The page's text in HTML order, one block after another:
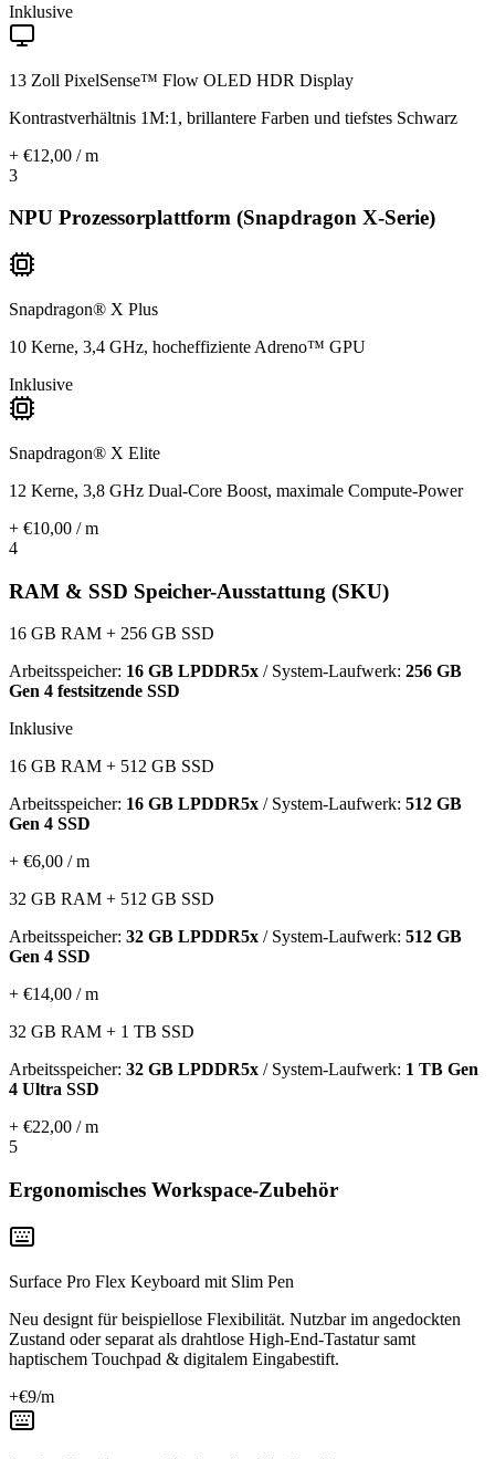
Inklusive
13 Zoll PixelSense™ Flow OLED HDR Display
Kontrastverhältnis 1M:1, brillantere Farben und tiefstes Schwarz
+ €12,00 / m
3
NPU Prozessorplattform (Snapdragon X-Serie)
Snapdragon® X Plus
10 Kerne, 3,4 GHz, hocheffiziente Adreno™ GPU
Inklusive
Snapdragon® X Elite
12 Kerne, 3,8 GHz Dual-Core Boost, maximale Compute-Power
+ €10,00 / m
4
RAM & SSD Speicher-Ausstattung (SKU)
16 GB RAM + 256 GB SSD
Arbeitsspeicher: 16 GB LPDDR5x / System-Laufwerk: 256 GB
Gen 4 festsitzende SSD
Inklusive
16 GB RAM + 512 GB SSD
Arbeitsspeicher: 16 GB LPDDR5x / System-Laufwerk: 512 GB
Gen 4 SSD
+ €6,00 / m
32 GB RAM + 512 GB SSD
Arbeitsspeicher: 32 GB LPDDR5x / System-Laufwerk: 512 GB
Gen 4 SSD
+ €14,00 / m
32 GB RAM + 1 TB SSD
Arbeitsspeicher: 32 GB LPDDR5x / System-Laufwerk: 1 TB Gen
4 Ultra SSD
+ €22,00 / m
5
Ergonomisches Workspace-Zubehör
Surface Pro Flex Keyboard mit Slim Pen
Neu designt für beispiellose Flexibilität. Nutzbar im angedockten
Zustand oder separat als drahtlose High-End-Tastatur samt
haptischem Touchpad & digitalem Eingabestift.
+€9/m